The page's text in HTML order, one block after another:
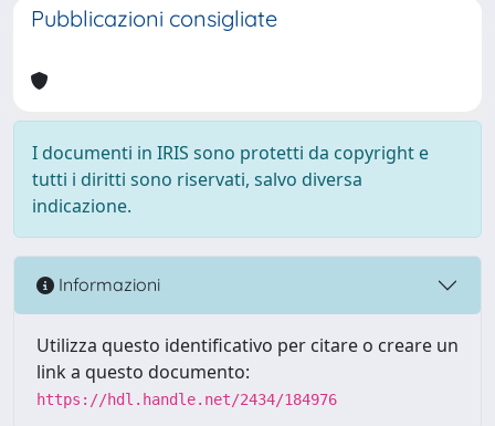
Pubblicazioni consigliate
I documenti in IRIS sono protetti da copyright e
tutti i diritti sono riservati, salvo diversa
indicazione.
Informazioni
Utilizza questo identificativo per citare o creare un
link a questo documento:
https://hdl.handle.net/2434/184976